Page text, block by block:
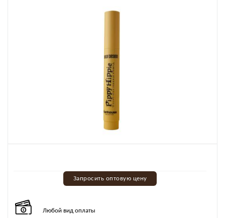
Запросить оптовую цену
Любой вид оплаты